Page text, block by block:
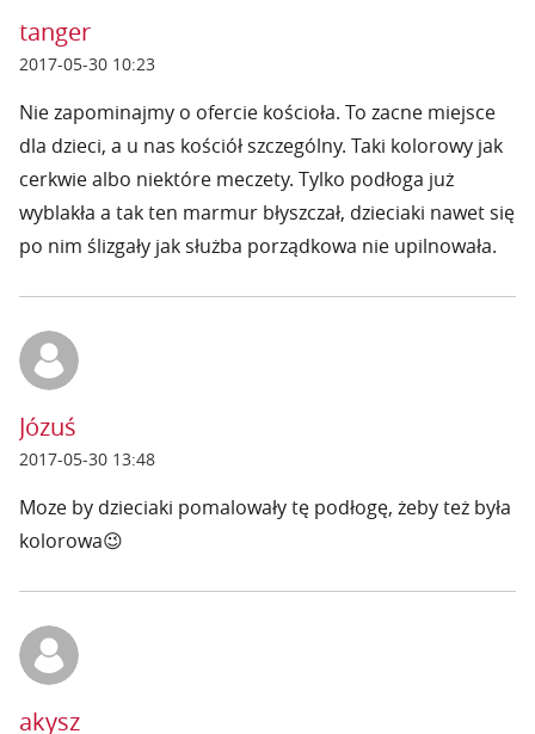
tanger
2017-05-30 10:23
Nie zapominajmy o ofercie kościoła. To zacne miejsce
dla dzieci, a u nas kościół szczególny. Taki kolorowy jak
cerkwie albo niektóre meczety. Tylko podłoga już
wyblakła a tak ten marmur błyszczał, dzieciaki nawet się
po nim ślizgały jak służba porządkowa nie upilnowała.
Józuś
2017-05-30 13:48
Moze by dzieciaki pomalowały tę podłogę, żeby też była
kolorowa😉
akysz